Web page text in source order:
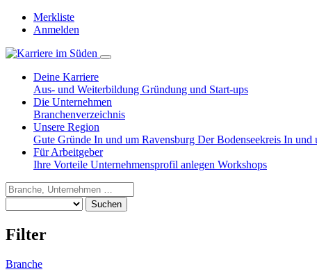
Merkliste
Anmelden
Deine Karriere
Aus- und Weiterbildung Gründung und Start-ups
Die Unternehmen
Branchenverzeichnis
Unsere Region
Gute Gründe In und um Ravensburg Der Bodenseekreis In und
Für Arbeitgeber
Ihre Vorteile Unternehmensprofil anlegen Workshops
Suchen
Filter
Branche